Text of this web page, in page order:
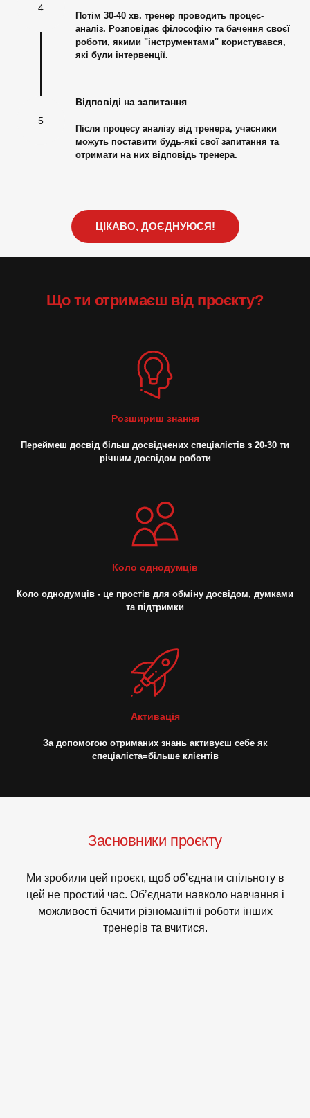
4
Потім 30-40 хв. тренер проводить процес-
аналіз. Розповідає філософію та бачення своєї
роботи, якими "інструментами" користувався,
які були інтервенції.
5
Відповіді на запитання
Після процесу аналізу від тренера, учасники
можуть поставити будь-які свої запитання та
отримати на них відповідь тренера.
ЦІКАВО, ДОЄДНУЮСЯ!
Що ти отримаєш від проєкту?
Розшириш знання
Переймеш досвід більш досвідчених спеціалістів з 20-30 ти
річним досвідом роботи
Коло однодумців
Коло однодумців - це простів для обміну досвідом, думками
та підтримки
Активація
За допомогою отриманих знань активуєш себе як
спеціаліста=більше клієнтів
Засновники проєкту
Ми зробили цей проєкт, щоб обʼєднати спільноту в
цей не простий час. Обʼєднати навколо навчання і
можливості бачити різноманітні роботи інших
тренерів та вчитися.